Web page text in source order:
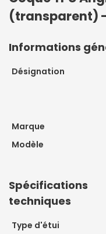
(transparent) -
Informations
Désignation
Marque
Modèle
Spécifications
techniques
Type d'étui